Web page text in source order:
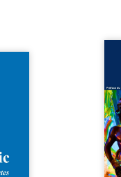
pas
la
fait
l’on
La
de
qui